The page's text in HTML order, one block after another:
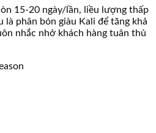
15-20 ngày/lần, liều lượng thấp
là phân bón giàu Kali để tăng khả
nhắc nhở khách hàng tuân thủ